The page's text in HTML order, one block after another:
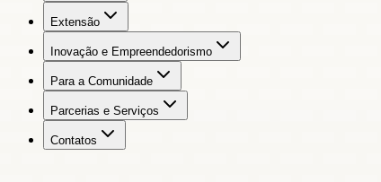
Extensão
Inovação e Empreendedorismo
Para a Comunidade
Parcerias e Serviços
Contatos